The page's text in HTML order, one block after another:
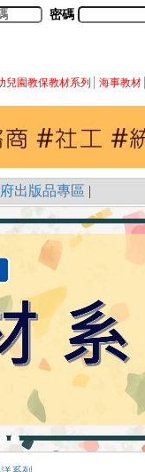
密碼
兒園教保教材系列 海事教材
出版品專區 |